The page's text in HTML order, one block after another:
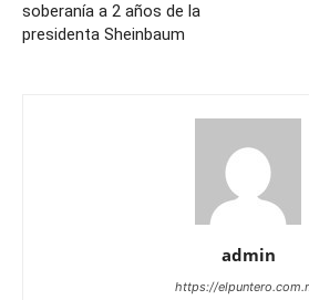
soberanía a 2 años de la
presidenta Sheinbaum
admin
https://